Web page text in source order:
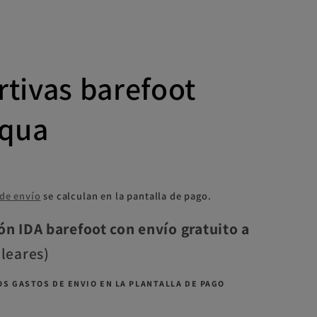
barefoot
envío se calculan en la pantalla de pago.
IDA barefoot con envío gratuito a
GASTOS DE ENVIO EN LA PLANTALLA DE PAGO